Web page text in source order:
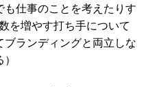
も仕事のことを考えたりす
を増やす打ち手について
ランディングと両立しな